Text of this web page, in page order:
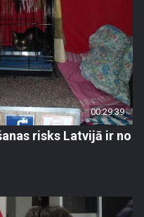
00:29:39
risks Latvijā ir no